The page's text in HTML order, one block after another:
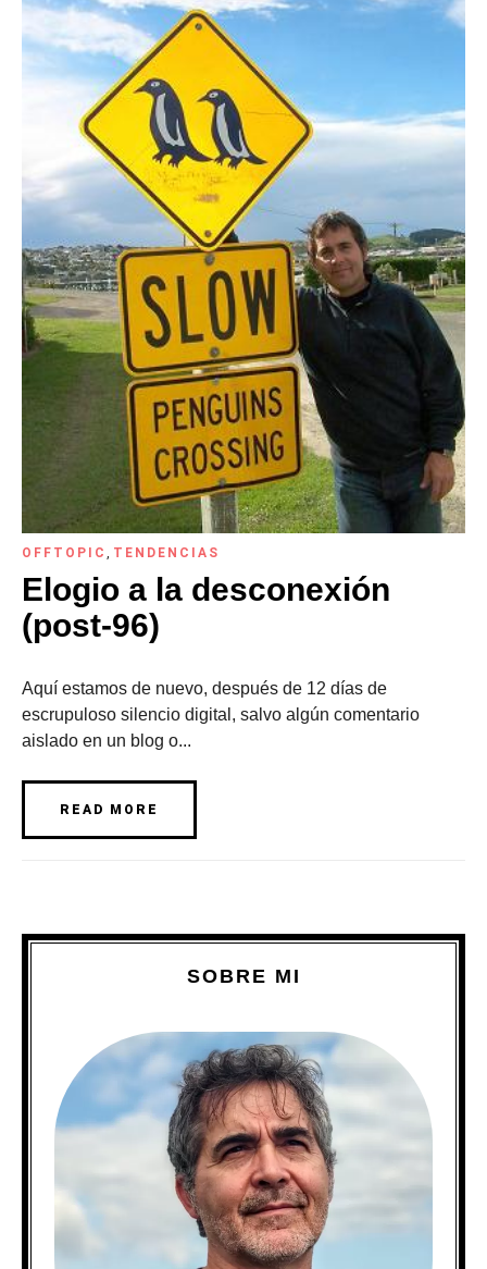
OFFTOPIC , TENDENCIAS
Elogio a la desconexión
(post-96)
Aquí estamos de nuevo, después de 12 días de
escrupuloso silencio digital, salvo algún comentario
aislado en un blog o...
READ MORE
SOBRE MI